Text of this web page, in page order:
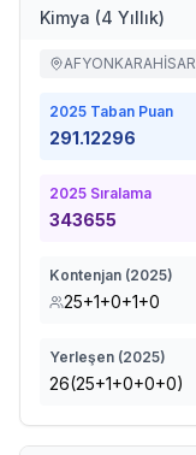
Kimya (4 Yıllık)
AFYONKARAHİSAR
2025 Taban Puan
291.12296
2025 Sıralama
343655
Kontenjan (2025)
25+1+0+1+0
Yerleşen (2025)
26(25+1+0+0+0)